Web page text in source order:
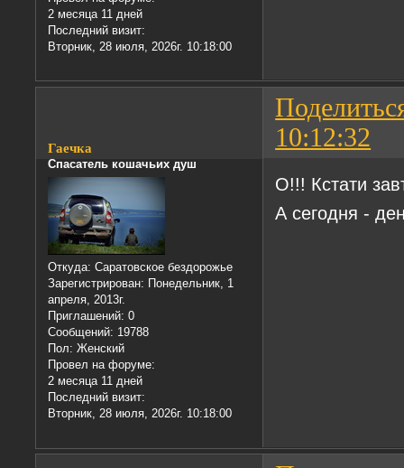
2 месяца 11 дней
Последний визит:
Вторник, 28 июля, 2026г. 10:18:00
10:12:32
Гаечка
Спасатель кошачьих душ
Откуда: Саратовское бездорожье
Зарегистрирован: Понедельник, 1
апреля, 2013г.
Приглашений: 0
Сообщений: 19788
Пол: Женский
Провел на форуме:
2 месяца 11 дней
Последний визит:
Вторник, 28 июля, 2026г. 10:18:00
О!!! Кстати
А сегодня -